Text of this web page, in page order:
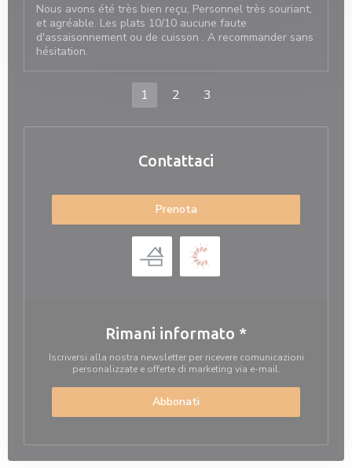
Nous avons été très bien reçu, Personnel très souriant,
et agréable. Les plats 10/10 aucune faute
d'assaisonnement ou de cuisson . A recommander sans
hésitation.
1 2 3
Contattaci
Prenota
Rimani informato *
Iscriversi alla nostra newsletter per ricevere comunicazioni
personalizzate e offerte di marketing via e-mail.
Abbonati